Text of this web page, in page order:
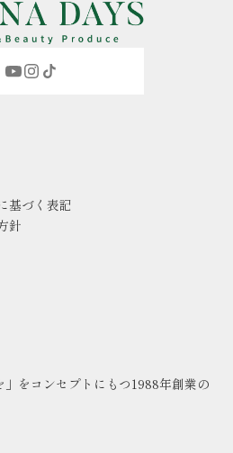
基づく表記
針
」をコンセプトにもつ1988年創業の